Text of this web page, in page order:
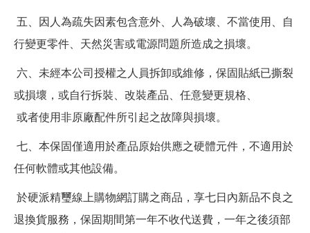
五、因人為疏失因素包含意外、人為破壞、不當使用、自
行變更零件、天然災害或電源問題所造成之損壞。
六、未經本公司授權之人員拆卸或維修，保固貼紙已撕裂
或損壞，或自行拆裝、改裝產品、任意變更規格、
或者使用非原廠配件所引起之故障與損壞。
七、本保固僅適用於產品原始供應之硬體元件，不適用於
任何軟體或其他設備。
於硬派精璽線上購物網訂購之商品，享七日內新品不良之
退換貨服務，保固期間第一年不收代送費，一年之後須部